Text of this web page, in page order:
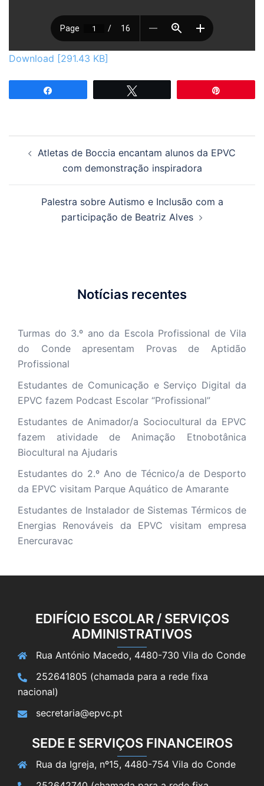
Download [291.43 KB]
Atletas de Boccia encantam alunos da EPVC
com demonstração inspiradora
Palestra sobre Autismo e Inclusão com a
participação de Beatriz Alves
Notícias recentes
Turmas do 3.º ano da Escola Profissional de Vila
do Conde apresentam Provas de Aptidão
Profissional
Estudantes de Comunicação e Serviço Digital da
EPVC fazem Podcast Escolar “Profissional”
Estudantes de Animador/a Sociocultural da EPVC
fazem atividade de Animação Etnobotânica
Biocultural na Ajudaris
Estudantes do 2.º Ano de Técnico/a de Desporto
da EPVC visitam Parque Aquático de Amarante
Estudantes de Instalador de Sistemas Térmicos de
Energias Renováveis da EPVC visitam empresa
Enercuravac
EDIFÍCIO ESCOLAR / SERVIÇOS
ADMINISTRATIVOS
Rua António Macedo, 4480-730 Vila do Conde
252641805 (chamada para a rede fixa
nacional)
secretaria@epvc.pt
SEDE E SERVIÇOS FINANCEIROS
Rua da Igreja, nº15, 4480-754 Vila do Conde